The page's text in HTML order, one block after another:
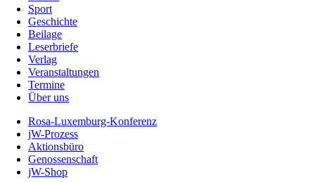
Sport
Geschichte
Beilage
Leserbriefe
Verlag
Veranstaltungen
Termine
Über uns
Rosa-Luxemburg-Konferenz
jW-Prozess
Aktionsbüro
Genossenschaft
jW-Shop